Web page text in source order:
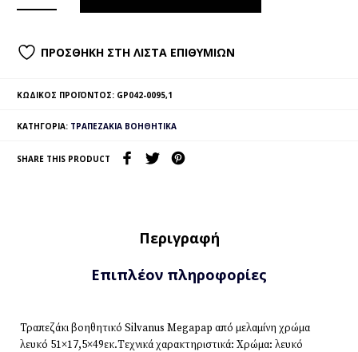
ΠΡΟΣΘΉΚΗ ΣΤΗ ΛΊΣΤΑ ΕΠΙΘΥΜΙΏΝ
ΚΩΔΙΚΌΣ ΠΡΟΪΌΝΤΟΣ: GP042-0095,1
ΚΑΤΗΓΟΡΊΑ: ΤΡΑΠΕΖΆΚΙΑ ΒΟΗΘΗΤΙΚΆ
SHARE THIS PRODUCT
Περιγραφή
Επιπλέον πληροφορίες
Τραπεζάκι βοηθητικό Silvanus Megapap από μελαμίνη χρώμα
λευκό 51×17,5×49εκ.Τεχνικά χαρακτηριστικά: Χρώμα: λευκό